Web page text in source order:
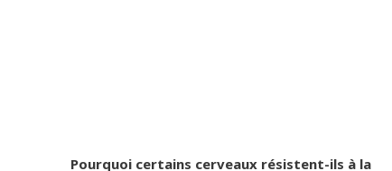
Pourquoi certains cerveaux résistent-ils à la